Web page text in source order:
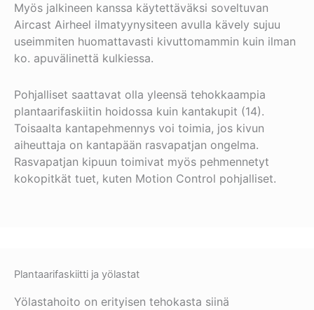
Myös jalkineen kanssa käytettäväksi soveltuvan
Aircast Airheel ilmatyynysiteen avulla kävely sujuu
useimmiten huomattavasti kivuttomammin kuin ilman
ko. apuvälinettä kulkiessa.
Pohjalliset saattavat olla yleensä tehokkaampia
plantaarifaskiitin hoidossa kuin kantakupit (14).
Toisaalta kantapehmennys voi toimia, jos kivun
aiheuttaja on kantapään rasvapatjan ongelma.
Rasvapatjan kipuun toimivat myös pehmennetyt
kokopitkät tuet, kuten Motion Control pohjalliset.
Plantaarifaskiitti ja yölastat
Yölastahoito on erityisen tehokasta siinä